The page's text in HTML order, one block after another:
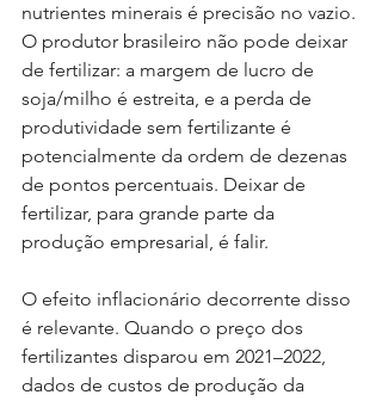
nutrientes minerais é precisão no vazio.
O produtor brasileiro não pode deixar
de fertilizar: a margem de lucro de
soja/milho é estreita, e a perda de
produtividade sem fertilizante é
potencialmente da ordem de dezenas
de pontos percentuais. Deixar de
fertilizar, para grande parte da
produção empresarial, é falir.
O efeito inflacionário decorrente disso
é relevante. Quando o preço dos
fertilizantes disparou em 2021–2022,
dados de custos de produção da